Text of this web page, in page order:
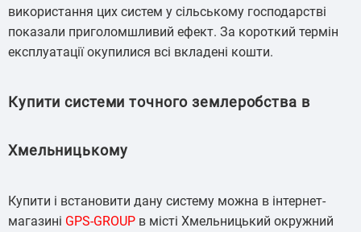
використання цих систем у сільському господарстві
показали приголомшливий ефект. За короткий термін
експлуатації окупилися всі вкладені кошти.
Купити системи точного землеробства в
Хмельницькому
Купити і встановити дану систему можна в інтернет-
магазині GPS-GROUP в місті Хмельницький окружний